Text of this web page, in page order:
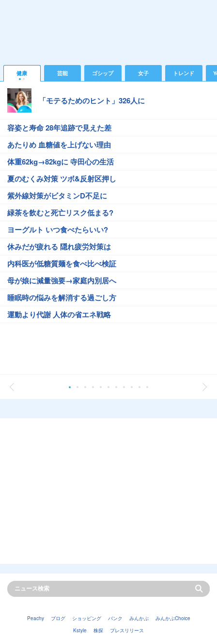
健康 芸能 ゴシップ 女子 トレンド
「モテるためのヒント」326人に
容姿と寿命 28年追跡で見えた差
あたりめ 血糖値を上げない理由
体重62kg→82kgに 寺田心の生活
夏のむくみ対策 ツボ&反射区押し
紫外線対策がビタミンD不足に
緑茶を飲むと死亡リスク低まる?
ヨーグルト いつ食べたらいい?
休みだが疲れる 隠れ疲労対策は
内科医が低糖質麺を食べ比べ検証
母が娘に減量強要→家庭内別居へ
睡眠時の悩みを解消する過ごし方
運動より代謝 人体の省エネ戦略
Peachy ブログ ショッピング バンク みんかぶ
みんかぶChoice
Kstyle
株探 プレスリリース